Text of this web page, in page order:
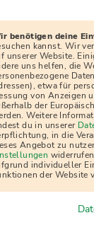
(meist 2–4
teils an
die sich über
in Ausbildung
dass sich
und
zu sein,
benötigen deine
kannst. Wir
unserer Website.
uns helfen, die
etwa für
von Anzeigen
der
Weitere
du in unserer
in die
Angebot zu
individueller
der Website